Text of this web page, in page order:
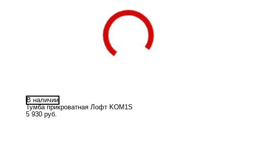
В наличии
Тумба прикроватная Лофт KOM1S
5 930 руб.